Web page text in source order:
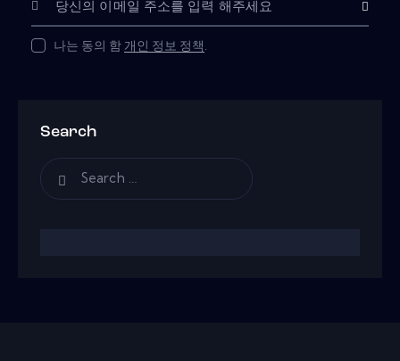
Subscribe
나는 동의 함 개인 정보 정책.
Search